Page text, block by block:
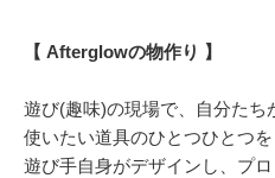
【 Afterglowの物作り 】
遊び(趣味)の現場で、自分たち
使いたい道具のひとつひとつを
遊び手自身がデザインし、プロ